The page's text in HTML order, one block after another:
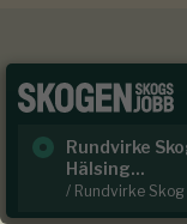
UTGÅNGET
Rundvirke
Hälsing...
/ Rundvirke Skog